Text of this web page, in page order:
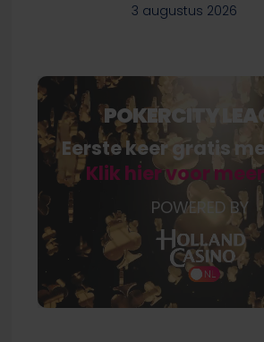
3 augustus 2026
POKERCITY
Eerste keer gratis
Klik hier voor
POWERED BY